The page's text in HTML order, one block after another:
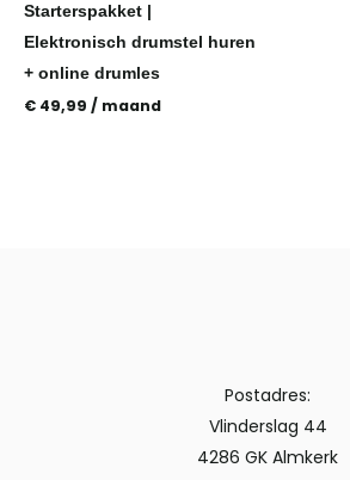
Starterspakket |
Elektronisch drumstel huren
+ online drumles
€ 49,99 / maand
Postadres:
Vlinderslag 44
4286 GK Almkerk